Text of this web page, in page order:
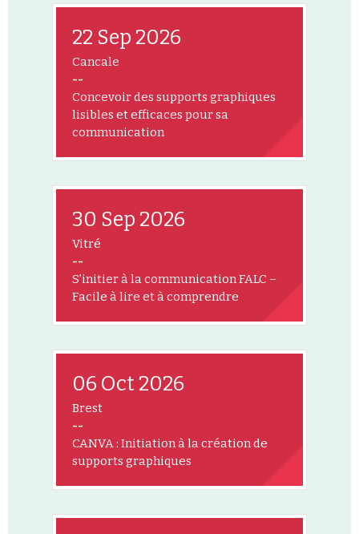
22 Sep 2026
Cancale
--
Concevoir des supports graphiques
lisibles et efficaces pour sa
communication
30 Sep 2026
Vitré
--
S’initier à la communication FALC –
Facile à lire et à comprendre
06 Oct 2026
Brest
--
CANVA : Initiation à la création de
supports graphiques